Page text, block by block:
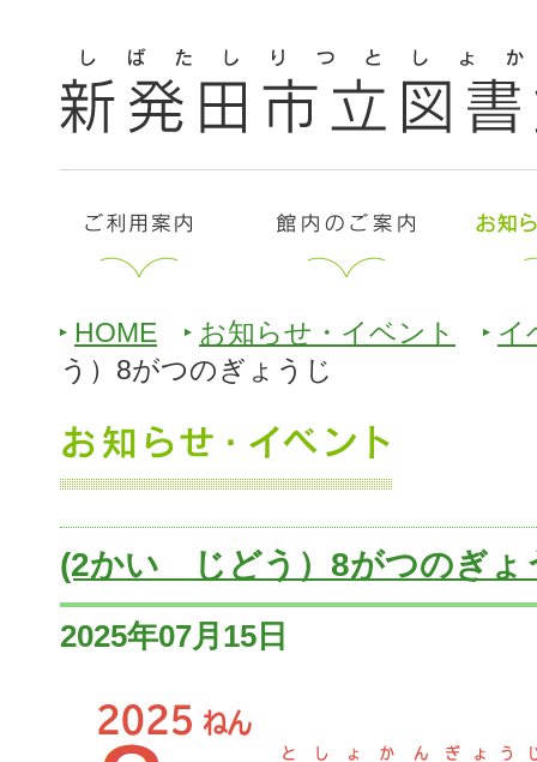
HOME お知らせ・イベント
イ
う）8がつのぎょうじ
(2かい じどう）8がつのぎょ
2025年07月15日